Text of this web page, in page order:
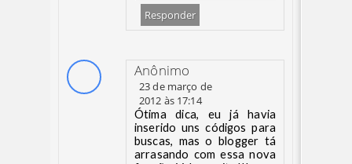
Responder
Anônimo
23 de março de
2012 às 17:14
Ótima dica, eu já havia
inserido uns códigos para
buscas, mas o blogger tá
arrasando com essa nova